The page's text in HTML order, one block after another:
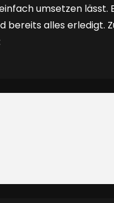
umsetzen
bereits alles erledigt.